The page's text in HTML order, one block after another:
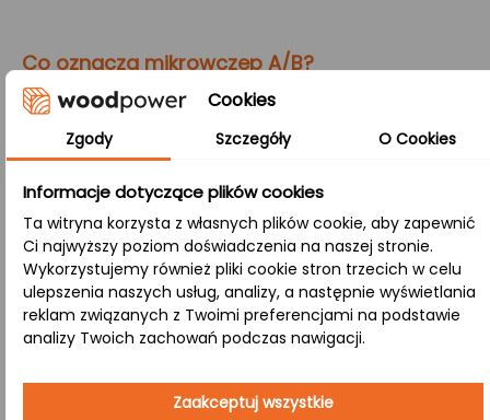
Co oznacza mikrowczep A/B?
Mikrowczep:
Łączenie lameli drewnianych (klepek około 4 cm)
produkt, który łączy w sobie wysoką stabilność, odporność
na pękanie oraz piękno naturalnej struktury drewna.
A/B:
Klasa ta oznacza, że górna strona (A) ma perfekcyjnie
gładką powierzchnię, a dolna (B) zachowuje naturalne sęki
i subtelne przebarwienia, łącząc nowoczesność z
klasycznym, naturalnym stylem.
Cookies
Zgody Szczegóły O Cookies
Informacje dotyczące plików cookies
Ta witryna korzysta z własnych plików cookie, aby zapewnić
Ci najwyższy poziom doświadczenia na naszej stronie.
Wykorzystujemy również pliki cookie stron trzecich w celu
ulepszenia naszych usług, analizy, a następnie wyświetlania
reklam związanych z Twoimi preferencjami na podstawie
analizy Twoich zachowań podczas nawigacji.
Zaakceptuj wszystkie